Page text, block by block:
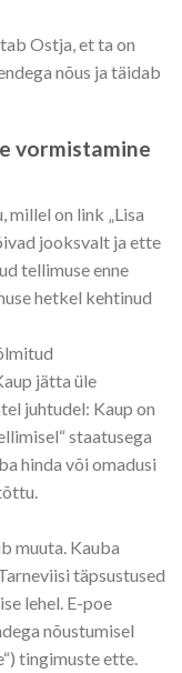
Ostja, et ta on
nõus ja täidab
vormistamine
millel on link „Lisa
jooksvalt ja ette
tellimuse enne
hetkel kehtinud
jätta üle
juhtudel: Kaup on
staatusega
hinda või omadusi
muuta. Kauba
täpsustused
lehel. E-poe
nõustumisel
tingimuste ette.